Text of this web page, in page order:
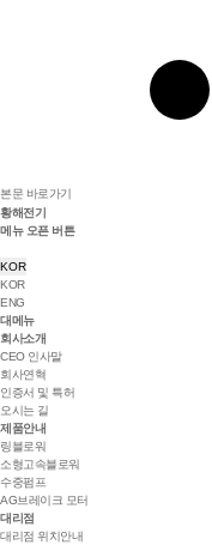
본문 바로가기
황해전기
메뉴 오픈 버튼
KOR
KOR
ENG
대메뉴
회사소개
CEO 인사말
회사연혁
인증서 및 특허
오시는 길
제품안내
링블로워
소형고속블로워
수중펌프
AG브레이크 모터
대리점
대리점 위치안내